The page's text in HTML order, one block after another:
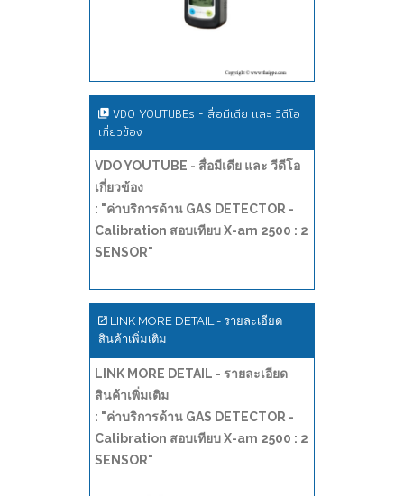
VDO YOUTUBEs - สื่อมีเดีย และ วีดีโอ
เกี่ยวข้อง
VDO YOUTUBE - สื่อมีเดีย และ วีดีโอ
เกี่ยวข้อง
: "ค่าบริการด้าน GAS DETECTOR -
Calibration สอบเทียบ X-am 2500 : 2
SENSOR"
LINK MORE DETAIL - รายละเอียด
สินค้าเพิ่มเติม
LINK MORE DETAIL - รายละเอียด
สินค้าเพิ่มเติม
: "ค่าบริการด้าน GAS DETECTOR -
Calibration สอบเทียบ X-am 2500 : 2
SENSOR"